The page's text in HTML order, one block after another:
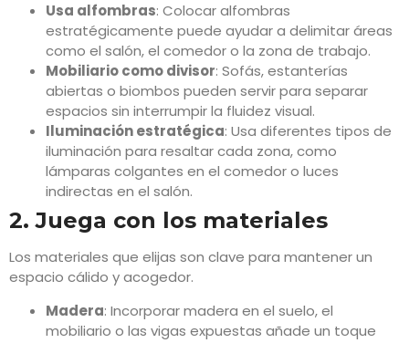
Usa alfombras: Colocar alfombras
estratégicamente puede ayudar a delimitar áreas
como el salón, el comedor o la zona de trabajo.
Mobiliario como divisor: Sofás, estanterías
abiertas o biombos pueden servir para separar
espacios sin interrumpir la fluidez visual.
Iluminación estratégica: Usa diferentes tipos de
iluminación para resaltar cada zona, como
lámparas colgantes en el comedor o luces
indirectas en el salón.
2. Juega con los materiales
Los materiales que elijas son clave para mantener un
espacio cálido y acogedor.
Madera: Incorporar madera en el suelo, el
mobiliario o las vigas expuestas añade un toque